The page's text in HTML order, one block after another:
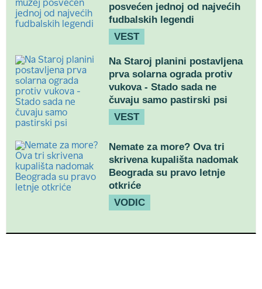
posvećen jednoj od najvećih
fudbalskih legendi
VEST
Na Staroj planini postavljena
prva solarna ograda protiv
vukova - Stado sada ne
čuvaju samo pastirski psi
VEST
Nemate za more? Ova tri
skrivena kupališta nadomak
Beograda su pravo letnje
otkriće
VODIC